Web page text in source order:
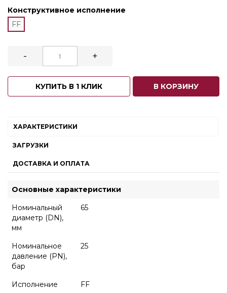
Конструктивное исполнение
FF
- +
КУПИТЬ В 1 КЛИК В КОРЗИНУ
ХАРАКТЕРИСТИКИ
ЗАГРУЗКИ
ДОСТАВКА И ОПЛАТА
Основные характеристики
Номинальный
диаметр (DN),
мм
65
Номинальное
давление (PN),
бар
25
Исполнение
FF